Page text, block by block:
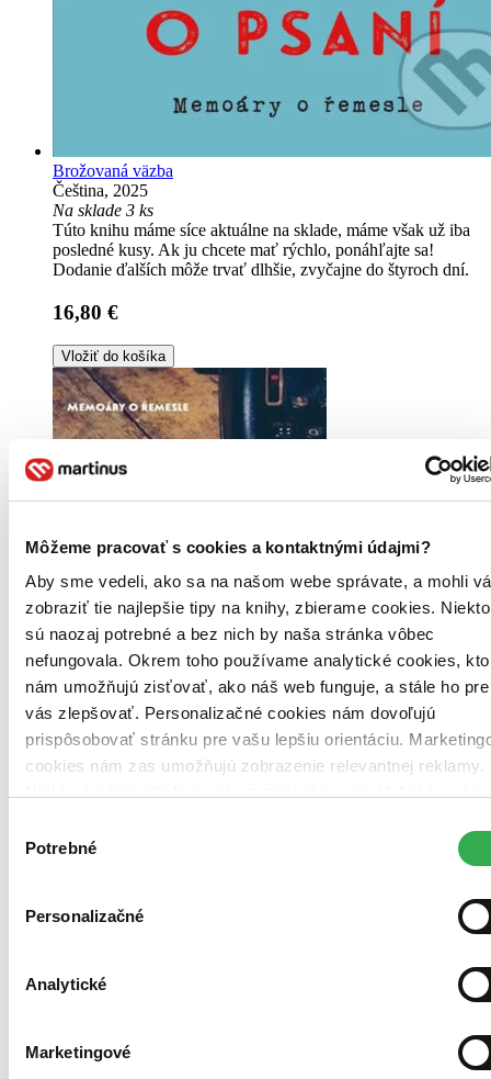
Môžeme pracovať s cookies a kontaktnými údajmi?
Aby sme vedeli, ako sa na našom webe správate, a mohli
zobraziť tie najlepšie tipy na knihy, zbierame cookies.
sú naozaj potrebné a bez nich by naša stránka vôbec
nefungovala. Okrem toho používame analytické cookies,
nám umožňujú zisťovať, ako náš web funguje, a stále ho pre
vás zlepšovať. Personalizačné cookies nám dovoľujú
prispôsobovať stránku pre vašu lepšiu orientáciu.
cookies nám zas umožňujú zobrazenie relevantnej reklamy.
Ďakujeme!
súhlasu
Potrebné
Personalizačné
Analytické
Marketingové
Brožovaná väzba
Čeština, 2025
Na sklade 3 ks
Túto knihu máme síce aktuálne na sklade, máme však už iba
posledné kusy. Ak ju chcete mať rýchlo, ponáhľajte sa!
Dodanie ďalších môže trvať dlhšie, zvyčajne do štyroch dní.
16,80 €
Vložiť do košíka
Pevná väzba s prebalom
Ach, mrzí nás to, z tejto knihy sa už predali všetky výtlačky a
nemáme ju na sklade my ani vydavateľ :( Teoreticky však
môžete mať šťastie v niektorých iných obchodoch, ktoré ešte